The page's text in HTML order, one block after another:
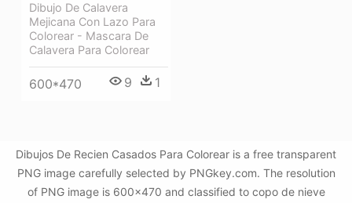
Dibujo De Calavera
Mejicana Con Lazo Para
Colorear - Mascara De
Calavera Para Colorear
600*470 9 1
Dibujos De Recien Casados Para Colorear is a free transparent
PNG image carefully selected by PNGkey.com. The resolution
of PNG image is 600x470 and classified to copo de nieve